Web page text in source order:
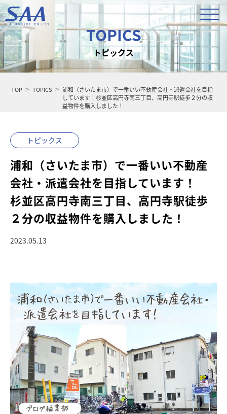
TOPICS
トピックス
TOP TOPICS
浦和（さいたま市）で一番いい不動産会社・派遣会社を目指
しています！杉並区高円寺南三丁目、高円寺駅徒歩２分の収
益物件を購入しました！
トピックス
浦和（さいたま市）で一番いい不動産
会社・派遣会社を目指しています！
杉並区高円寺南三丁目、高円寺駅徒歩
２分の収益物件を購入しました！
2023.05.13